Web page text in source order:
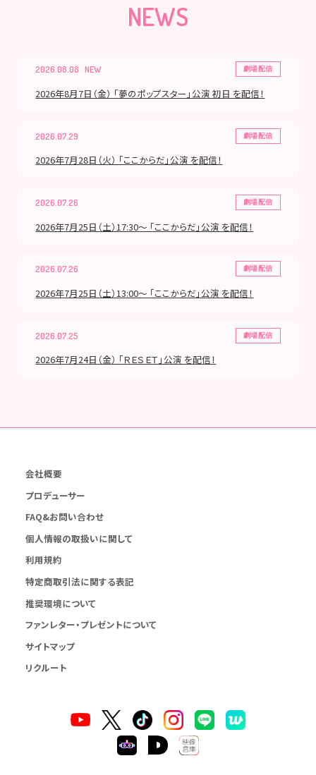
NEWS
2026.08.08 劇場配信
2026年8月7日（金） 「夢のポップスター」公演 初日 を配信！
2026.07.29 劇場配信
2026年7月28日（火） 「ここからだ」公演 を配信！
2026.07.26 劇場配信
2026年7月25日（土）17:30～ 「ここからだ」公演 を配信！
2026.07.26 劇場配信
2026年7月25日（土）13:00～ 「ここからだ」公演 を配信！
2026.07.25 劇場配信
2026年7月24日（金） 「ＲＥＳＥＴ」公演 を配信！
会社概要
プロデューサー
FAQ&お問い合わせ
個人情報の取扱いに関して
利用規約
特定商取引法に関する表記
推奨環境について
ファンレター・プレゼントについて
サイトマップ
リクルート